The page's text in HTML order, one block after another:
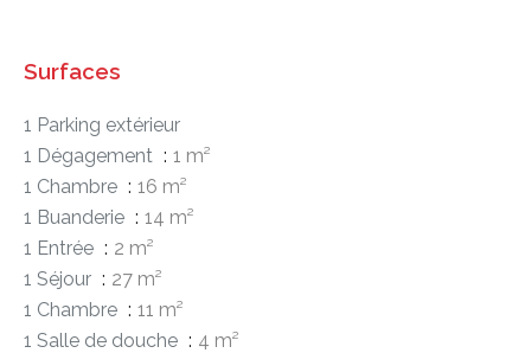
Surfaces
1 Parking extérieur
1 Dégagement
1 m²
1 Chambre
16 m²
1 Buanderie
14 m²
1 Entrée
2 m²
1 Séjour
27 m²
1 Chambre
11 m²
1 Salle de douche
4 m²